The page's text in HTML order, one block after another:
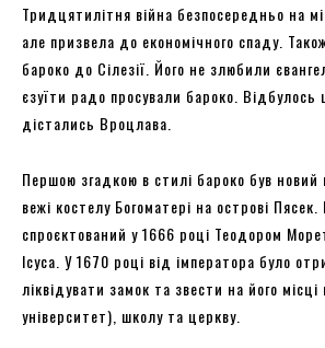
Тридцятилітня війна безпосередньо на
але призвела до економічного спаду.
бароко до Сілезії. Його не злюбили
єзуїти радо просували бароко.
дістались Вроцлава.
Першою згадкою в стилі бароко був новий
вежі костелу Богоматері на острові Пясек.
спроєктований у 1666 році Теодором
Ісуса. У 1670 році від імператора було
ліквідувати замок та звести на його місці
університет), школу та церкву.